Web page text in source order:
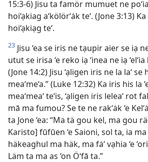
15:3-6) Jisu ta famör mumuet ne
hoi‘ạkiag a‘kölör‘ȧk te‘. (Jone 3:13)
hoi‘ạkiạg te‘.
23 Jisu ‘ea se iris ne tạupir aier se iạ
utut se irisa ‘e reko iạ ‘inea ne iạ
(Jone 14:2) Jisu ‘ạligen iris ne la la‘ se
mea‘me‘a.” (Luke 12:32) Ka iris his la
mea‘mea‘ te‘is, ‘ạligen iris lelea‘ rot
mā ma fumou? Se te ne rak‘ȧk ‘e
ta Jone ‘ea: “Ma tä gou kel, ma gou
Karisto] fūfūen ‘e Saioni, sol ta, ia
häkeaghul ma häk, ma fȧ‘ vạhia ‘e
Läm ta ma as ‘on Ö‘fā ta.”